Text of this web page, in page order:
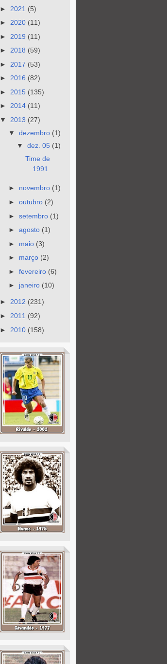
► 2021 (5)
► 2020 (11)
► 2019 (11)
►2018 (59)
► 2017 (53)
►2016 (82)
► 2015 (135)
►2014 (11)
▼ 2013 (27)
▼ dezembro (1)
▼ dez. 05 (1)
Time de
1991
► novembro (1)
► outubro (2)
► setembro (1)
► agosto (1)
► maio (3)
► março (2)
► fevereiro (6)
► janeiro (10)
►2012 (231)
► 2011 (92)
► 2010 (158)